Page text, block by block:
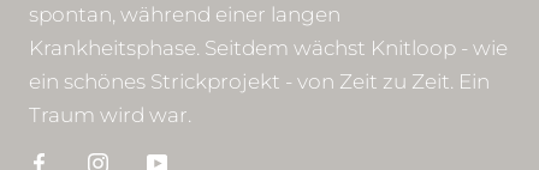
spontan, während einer langen
Krankheitsphase. Seitdem wächst Knitloop - wie
ein schönes Strickprojekt - von Zeit zu Zeit. Ein
Traum wird war.